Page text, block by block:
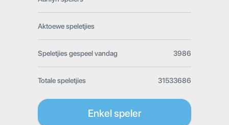
Aktoewe speletjies
Speletjies gespeel vandag 3986
Totale speletjies 31533686
Enkel speler